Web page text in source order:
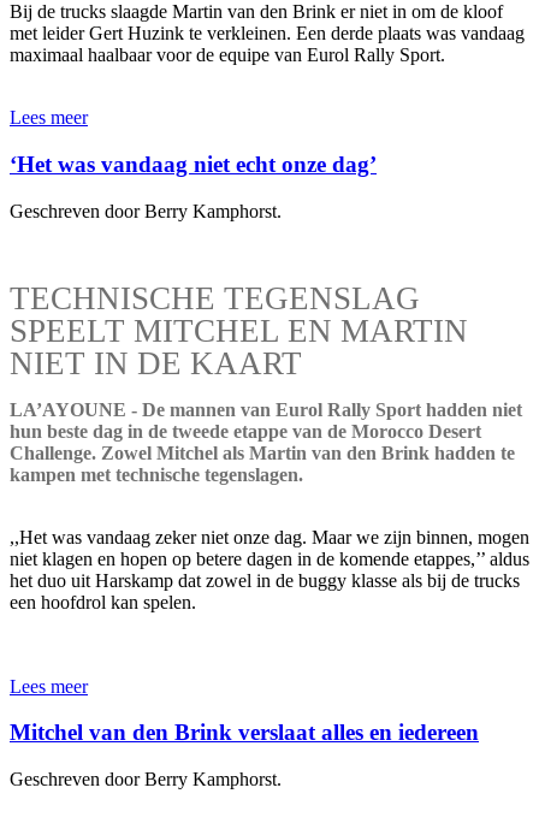
Bij de trucks slaagde Martin van den Brink er niet in om de kloof
met leider Gert Huzink te verkleinen. Een derde plaats was vandaag
maximaal haalbaar voor de equipe van Eurol Rally Sport.
Lees meer
‘Het was vandaag niet echt onze dag’
Geschreven door Berry Kamphorst.
TECHNISCHE TEGENSLAG
SPEELT MITCHEL EN MARTIN
NIET IN DE KAART
LA’AYOUNE - De mannen van Eurol Rally Sport hadden niet
hun beste dag in de tweede etappe van de Morocco Desert
Challenge. Zowel Mitchel als Martin van den Brink hadden te
kampen met technische tegenslagen.
,,Het was vandaag zeker niet onze dag. Maar we zijn binnen, mogen
niet klagen en hopen op betere dagen in de komende etappes,’’ aldus
het duo uit Harskamp dat zowel in de buggy klasse als bij de trucks
een hoofdrol kan spelen.
Lees meer
Mitchel van den Brink verslaat alles en iedereen
Geschreven door Berry Kamphorst.